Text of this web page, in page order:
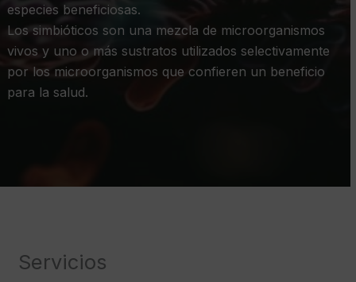
especies beneficiosas.
Los simbióticos son una mezcla de microorganismos
vivos y uno o más sustratos utilizados selectivamente
por los microorganismos que confieren un beneficio
para la salud.
Servicios